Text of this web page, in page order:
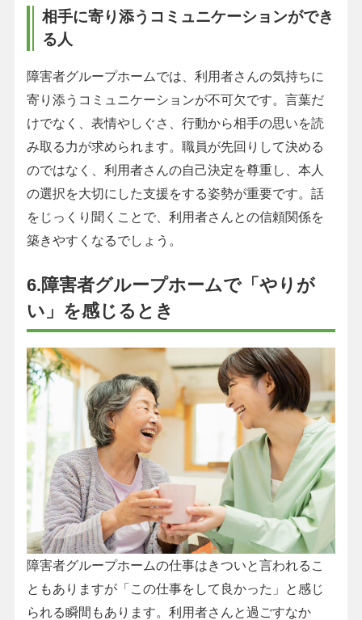
相手に寄り添うコミュニケーションができ
る人
障害者グループホームでは、利用者さんの気持ちに
寄り添うコミュニケーションが不可欠です。言葉だ
けでなく、表情やしぐさ、行動から相手の思いを読
み取る力が求められます。職員が先回りして決める
のではなく、利用者さんの自己決定を尊重し、本人
の選択を大切にした支援をする姿勢が重要です。話
をじっくり聞くことで、利用者さんとの信頼関係を
築きやすくなるでしょう。
6.障害者グループホームで「やりが
い」を感じるとき
障害者グループホームの仕事はきついと言われるこ
ともありますが「この仕事をして良かった」と感じ
られる瞬間もあります。利用者さんと過ごすなか